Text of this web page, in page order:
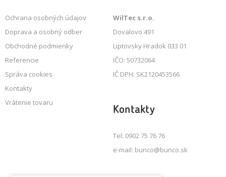
Ochrana osobných údajov
Doprava a osobný odber
Obchodné podmienky
Referencie
Správa cookies
Kontakty
Vrátenie tovaru
WilTec s.r.o.
Dovalovo 491
Liptovsky Hradok 033 01
IČO: 50732064
IČ DPH: SK2120453566
Kontakty
Tel: 0902 75 76 76
e-mail: bunco@bunco.sk